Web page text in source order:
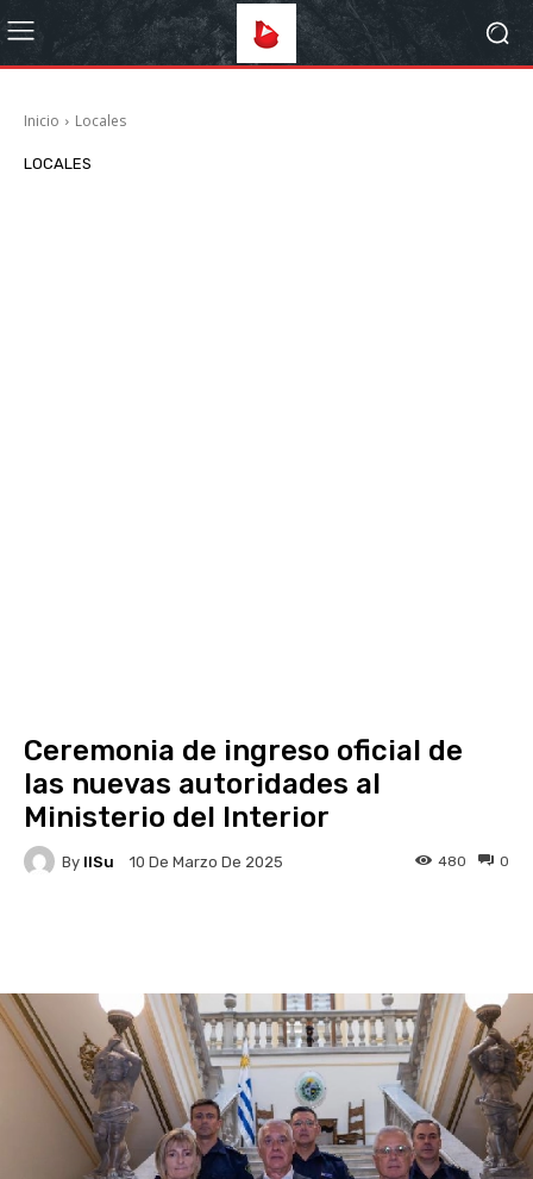
Inicio Locales
LOCALES
Ceremonia de ingreso oficial de
las nuevas autoridades al
Ministerio del Interior
By IlSu 10 De Marzo De 2025 0
480